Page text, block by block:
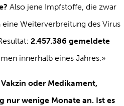
Also jene Impfstoffe, die zwar
Weiterverbreitung des Virus
2.457.386 gemeldete
innerhalb eines Jahres.»
oder Medikament,
nur wenige Monate an. Ist es